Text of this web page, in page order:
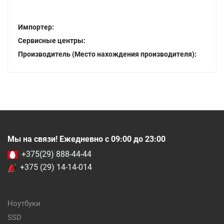
Импортер:
Сервисные центры:
Производитель (Место нахождения производителя):
Мы на связи! Ежедневно с 09:00 до 23:00
+375(29) 888-44-44
+375 (29) 14-14-014
Ноутбуки
SSD